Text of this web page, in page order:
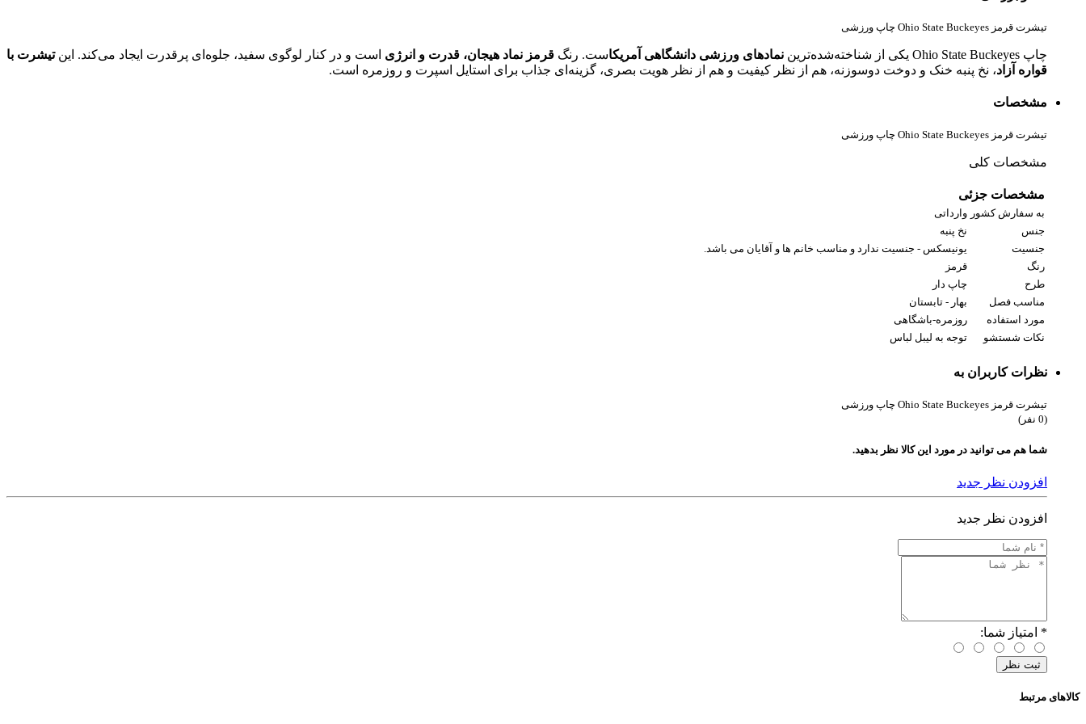
تیشرت قرمز Ohio State Buckeyes چاپ ورزشی
چاپ Ohio State Buckeyes یکی از شناخته‌شده‌ترین نمادهای ورزشی دانشگاهی آمریکاست. رنگ قرمز نماد هیجان، قدرت و انرژی است و در کنار لوگوی سفید، جلوه‌ای پرقدرت ایجاد می‌کند. اینتیشرت با
قواره آزاد، نخ پنبه خنک و دوخت دوسوزنه، هم از نظر کیفیت و هم از نظر هویت بصری، گزینه‌ای جذاب برای استایل اسپرت و روزمره است.
مشخصات
تیشرت قرمز Ohio State Buckeyes چاپ ورزشی
مشخصات کلی
مشخصات جزئی
به سفارش کشور وارداتی
جنس
نخ پنبه
جنسیت
یونیسکس - جنسیت ندارد و مناسب خانم ها و آقایان می باشد.
رنگ
قرمز
طرح
چاپ دار
مناسب فصل
بهار - تابستان
مورد استفاده
روزمره-باشگاهی
نکات شستشو
توجه به لیبل لباس
نظرات کاربران به
تیشرت قرمز Ohio State Buckeyes چاپ ورزشی
(0 نفر)
شما هم می توانید در مورد این کالا نظر بدهید.
افزودن نظر جدید
افزودن نظر جدید
* امتیاز شما:
کالاهای مرتبط